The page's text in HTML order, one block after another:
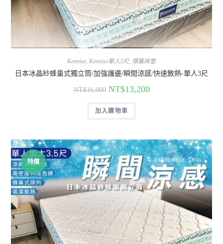
Kennise, Kennise單人3尺, 彈簧床墊
日本冰晶紗蜂巢式獨立筒/加強護邊/瞬間涼感/快速散熱-單人3尺
NT$16,000 NT$13,200
加入購物車
特價